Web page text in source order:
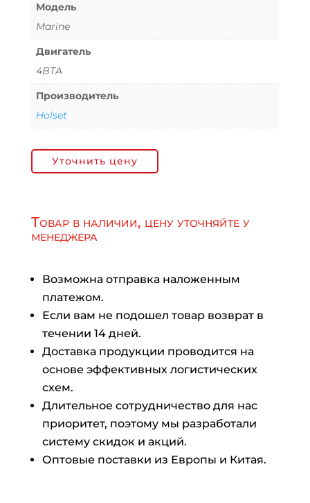
Модель
Marine
Двигатель
4BTA
Производитель
Holset
Уточнить цену
Товар в наличии, цену уточняйте у
менеджера
Возможна отправка наложенным
платежом.
Если вам не подошел товар возврат в
течении 14 дней.
Доставка продукции проводится на
основе эффективных логистических
схем.
Длительное сотрудничество для нас
приоритет, поэтому мы разработали
систему скидок и акций.
Оптовые поставки из Европы и Китая.